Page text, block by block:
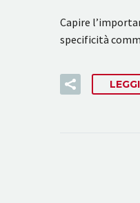
Capire
specificità